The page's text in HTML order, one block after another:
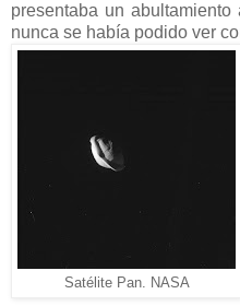
presentaba un
nunca se había podido ver
Satélite Pan. NASA